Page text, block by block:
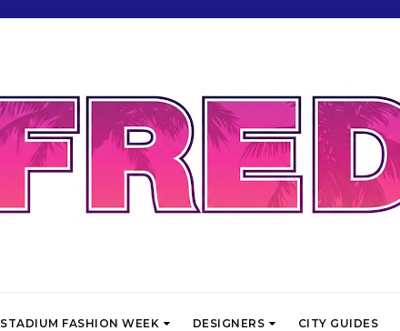
STADIUM FASHION WEEK DESIGNERS CITY GUIDES